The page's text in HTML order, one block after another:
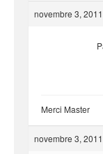
novembre 3,
Merci Master
novembre 3,